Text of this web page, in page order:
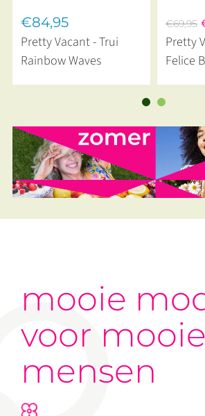
€84,95
Pretty Vacant - Trui
Rainbow Waves
€69,95
Pretty
Felice
mooie
voor mooie
mensen